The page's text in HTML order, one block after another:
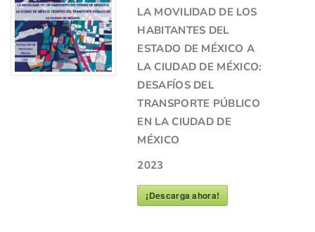
LA MOVILIDAD DE LOS
HABITANTES DEL
ESTADO DE MÉXICO A
LA CIUDAD DE MÉXICO:
DESAFÍOS DEL
TRANSPORTE PÚBLICO
EN LA CIUDAD DE
MÉXICO
2023
¡Descarga ahora!